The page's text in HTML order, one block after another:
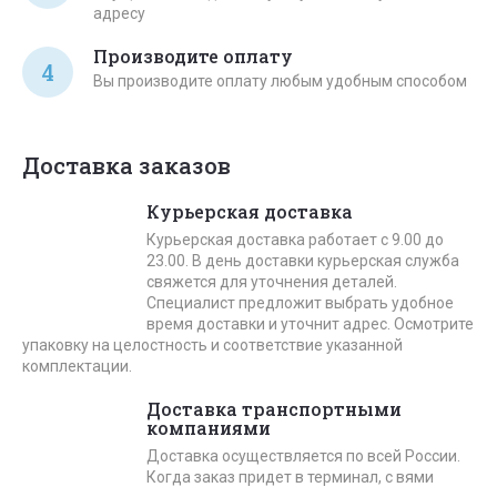
адресу
4
Производите оплату
Вы производите оплату любым удобным способом
Доставка заказов
Курьерская доставка
Курьерская доставка работает с 9.00 до
23.00. В день доставки курьерская служба
свяжется для уточнения деталей.
Специалист предложит выбрать удобное
время доставки и уточнит адрес. Осмотрите
упаковку на целостность и соответствие указанной
комплектации.
Доставка транспортными
компаниями
Доставка осуществляется по всей России.
Когда заказ придет в терминал, с вями